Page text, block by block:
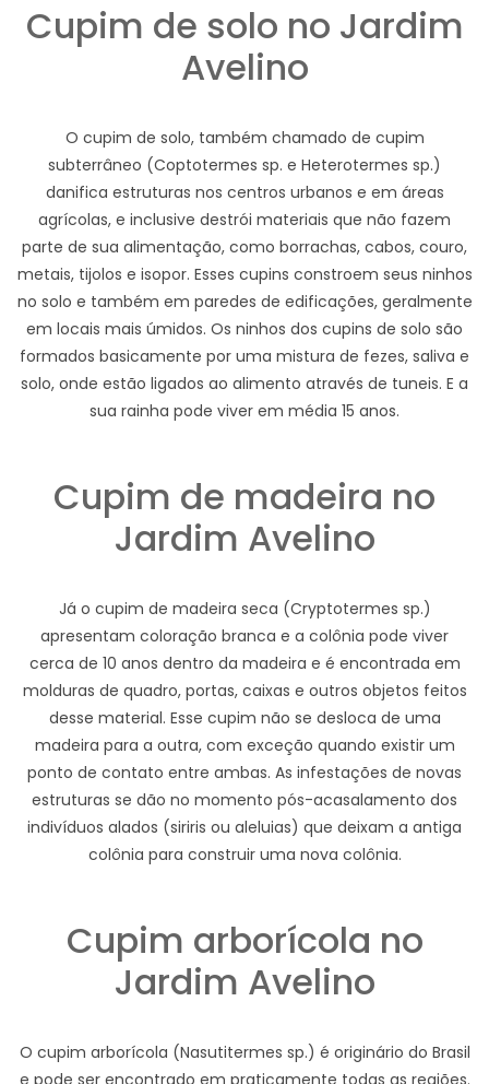
Cupim de solo no Jardim
Avelino
O cupim de solo, também chamado de cupim
subterrâneo (Coptotermes sp. e Heterotermes sp.)
danifica estruturas nos centros urbanos e em áreas
agrícolas, e inclusive destrói materiais que não fazem
parte de sua alimentação, como borrachas, cabos, couro,
metais, tijolos e isopor. Esses cupins constroem seus ninhos
no solo e também em paredes de edificações, geralmente
em locais mais úmidos. Os ninhos dos cupins de solo são
formados basicamente por uma mistura de fezes, saliva e
solo, onde estão ligados ao alimento através de tuneis. E a
sua rainha pode viver em média 15 anos.
Cupim de madeira no
Jardim Avelino
Já o cupim de madeira seca (Cryptotermes sp.)
apresentam coloração branca e a colônia pode viver
cerca de 10 anos dentro da madeira e é encontrada em
molduras de quadro, portas, caixas e outros objetos feitos
desse material. Esse cupim não se desloca de uma
madeira para a outra, com exceção quando existir um
ponto de contato entre ambas. As infestações de novas
estruturas se dão no momento pós-acasalamento dos
indivíduos alados (siriris ou aleluias) que deixam a antiga
colônia para construir uma nova colônia.
Cupim arborícola no
Jardim Avelino
O cupim arborícola (Nasutitermes sp.) é originário do Brasil
e pode ser encontrado em praticamente todas as regiões.